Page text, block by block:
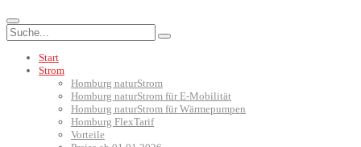
Start
Strom
Homburg naturStrom
Homburg naturStrom für E-Mobilität
Homburg naturStrom für Wärmepumpen
Homburg FlexTarif
Vorteile